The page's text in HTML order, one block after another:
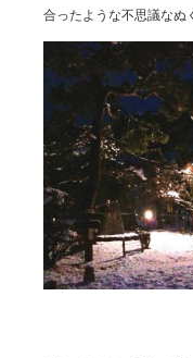
合ったような不思議なぬ